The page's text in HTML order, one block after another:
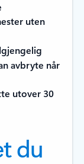
uten
avbryte når
utover 30
du